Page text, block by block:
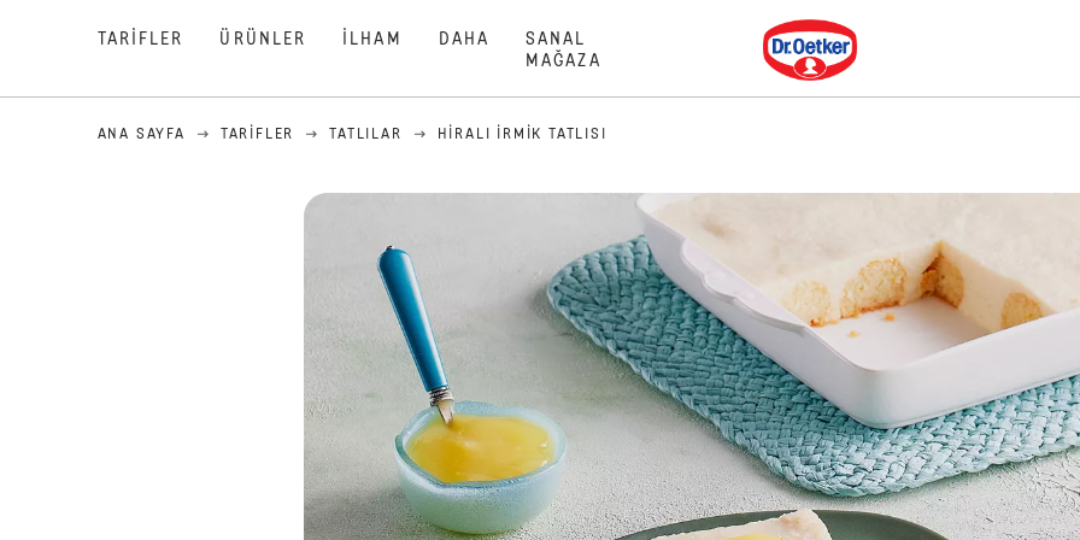
TARIFLER ÜRÜNLER İLHAM DAHA
SANAL
MAĞAZA
Dr. Oetker
ANA SAYFA TARIFLER TATLILAR HIRALI İRMIK TATLISI